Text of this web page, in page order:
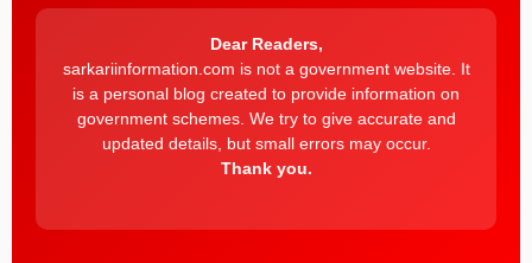
Dear Readers,
sarkariinformation.com is not a government website. It
is a personal blog created to provide information on
government schemes. We try to give accurate and
updated details, but small errors may occur.
Thank you.